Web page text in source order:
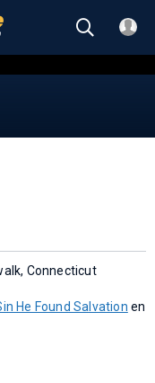
Connecticut
He Found Salvation en